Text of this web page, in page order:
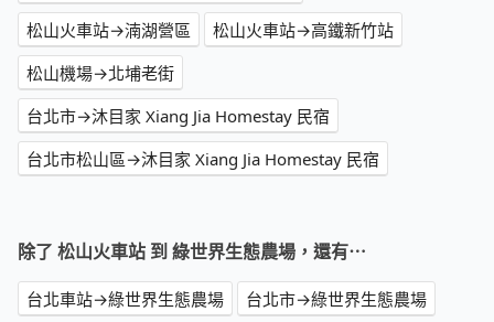
松山火車站→湳湖營區
松山火車站→高鐵新竹站
松山機場→北埔老街
台北市→沐目家 Xiang Jia Homestay 民宿
台北市松山區→沐目家 Xiang Jia Homestay 民宿
除了 松山火車站 到 綠世界生態農場，還有⋯
台北車站→綠世界生態農場
台北市→綠世界生態農場